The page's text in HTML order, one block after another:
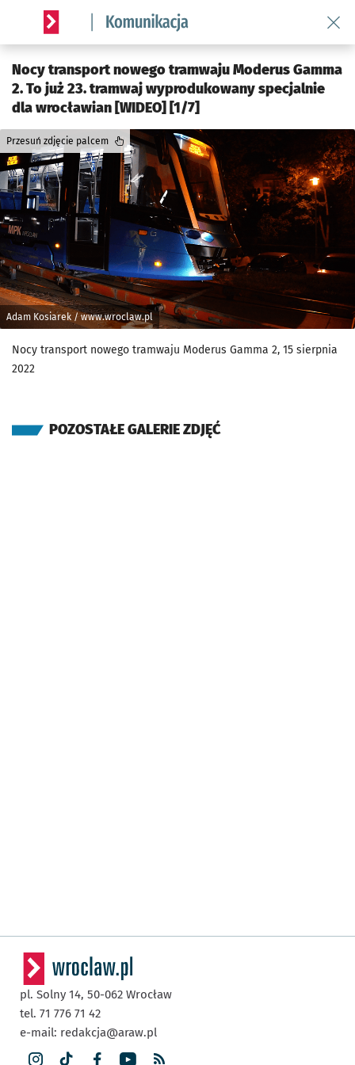
Serwis informacyjny wroclaw.pl podserwis: Komunikacja
Nocy transport nowego tramwaju Moderus Gamma
2. To już 23. tramwaj wyprodukowany specjalnie
dla wrocławian [WIDEO] [1/7]
Adam Kosiarek / www.wroclaw.pl
Przesuń zdjęcie palcem
Nocy transport nowego tramwaju Moderus Gamma 2, 15 sierpnia
2022
POZOSTAŁE GALERIE ZDJĘĆ
pl. Solny 14, 50-062 Wrocław
tel. 71 776 71 42
e-mail: redakcja@araw.pl